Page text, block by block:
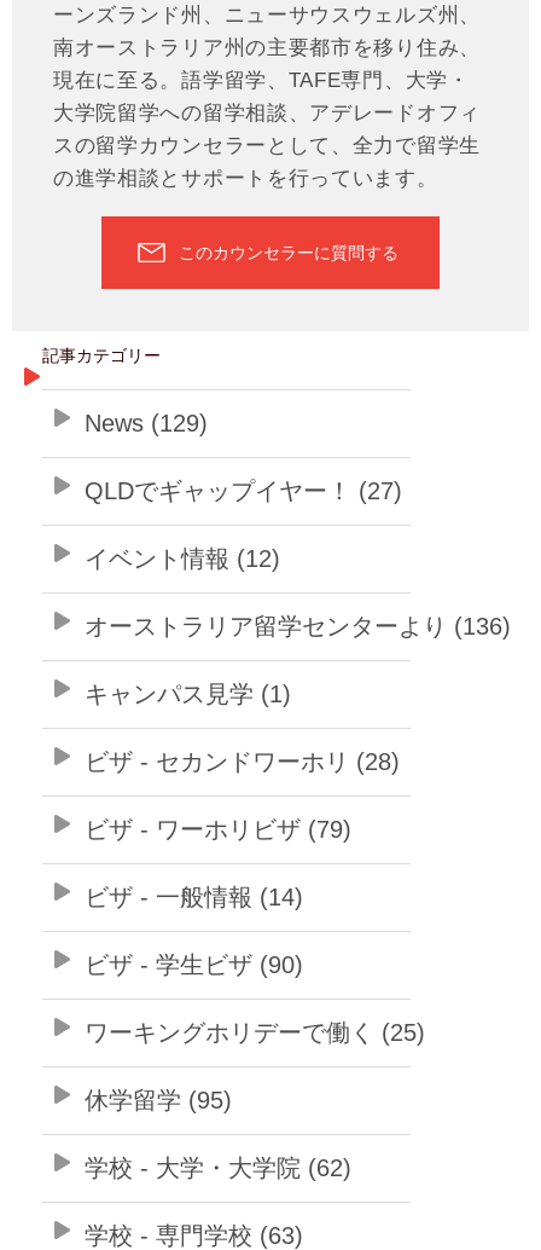
ーンズランド州、ニューサウスウェルズ州、
南オーストラリア州の主要都市を移り住み、
現在に至る。語学留学、TAFE専門、大学・
大学院留学への留学相談、アデレードオフィ
スの留学カウンセラーとして、全力で留学生
の進学相談とサポートを行っています。
このカウンセラーに質問する
記事カテゴリー
News (129)
QLDでギャップイヤー！ (27)
イベント情報 (12)
オーストラリア留学センターより (136)
キャンパス見学 (1)
ビザ - セカンドワーホリ (28)
ビザ - ワーホリビザ (79)
ビザ - 一般情報 (14)
ビザ - 学生ビザ (90)
ワーキングホリデーで働く (25)
休学留学 (95)
学校 - 大学・大学院 (62)
学校 - 専門学校 (63)